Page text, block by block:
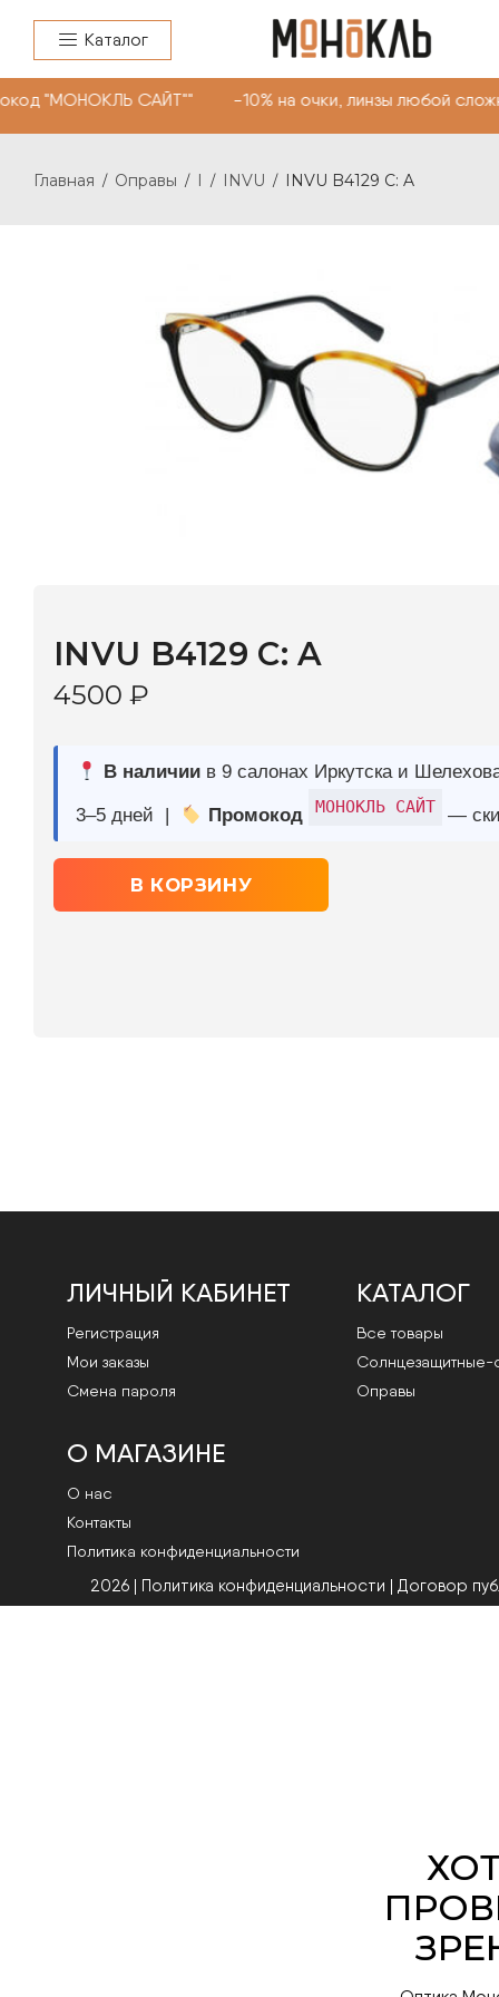
Каталог
"МОНОКЛЬ САЙТ"" -10% на очки, линзы любой
Главная / Оправы / I / INVU / INVU B4129 C: A
В наличиив 9 салонах Иркутска и Шелехова |
ЛИЧНЫЙ КАБИНЕТ
Регистрация
Мои заказы
Смена пароля
КАТАЛОГ
Все товары
Cолнцезащитные-
Оправы
О МАГАЗИНЕ
О нас
Контакты
Политика конфиденциальности
2026 | Политика конфиденциальности Договор